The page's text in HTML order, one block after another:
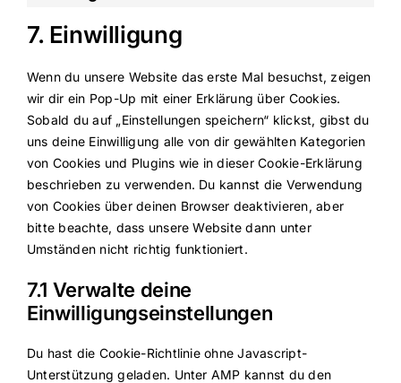
7. Einwilligung
Wenn du unsere Website das erste Mal besuchst, zeigen
wir dir ein Pop-Up mit einer Erklärung über Cookies.
Sobald du auf „Einstellungen speichern“ klickst, gibst du
uns deine Einwilligung alle von dir gewählten Kategorien
von Cookies und Plugins wie in dieser Cookie-Erklärung
beschrieben zu verwenden. Du kannst die Verwendung
von Cookies über deinen Browser deaktivieren, aber
bitte beachte, dass unsere Website dann unter
Umständen nicht richtig funktioniert.
7.1 Verwalte deine
Einwilligungseinstellungen
Du hast die Cookie-Richtlinie ohne Javascript-
Unterstützung geladen. Unter AMP kannst du den